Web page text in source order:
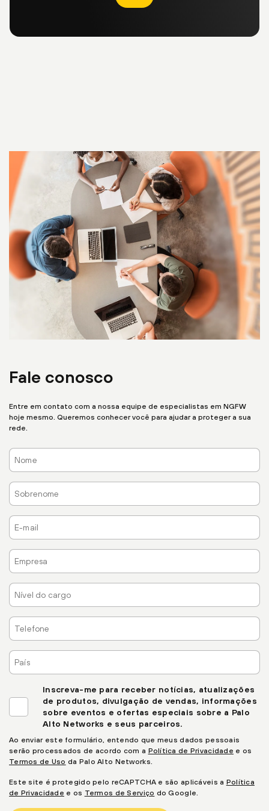
Fale conosco
Entre em contato com a nossa equipe de especialistas em NGFW
hoje mesmo. Queremos conhecer você para ajudar a proteger a sua
rede.
Nome
Sobrenome
E-
mail
Empresa
Nível
do
Telefone
País
Inscreva-me para receber notícias, atualizações
de produtos, divulgação de vendas, informações
sobre eventos e ofertas especiais sobre a Palo
Alto Networks e seus parceiros.
Ao enviar este formulário, entendo que meus dados pessoais
serão processados de acordo com a Política de Privacidade e os
Termos de Uso da Palo Alto Networks.
Este site é protegido pelo reCAPTCHA e são aplicáveis a Política
de Privacidade e os Termos de Serviço do Google.